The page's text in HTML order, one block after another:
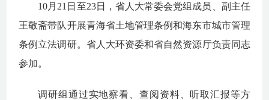
10月21日至23日，省人大常委会党组成员、副主任
王敬斋带队开展青海省土地管理条例和海东市城市管理
条例立法调研。省人大环资委和省自然资源厅负责同志
参加。
调研组通过实地察看、查阅资料、听取汇报等方